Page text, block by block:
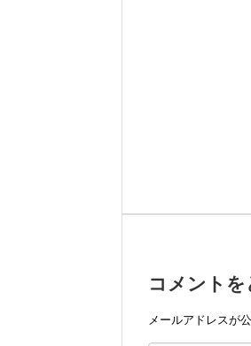
コメント
メールアドレスが